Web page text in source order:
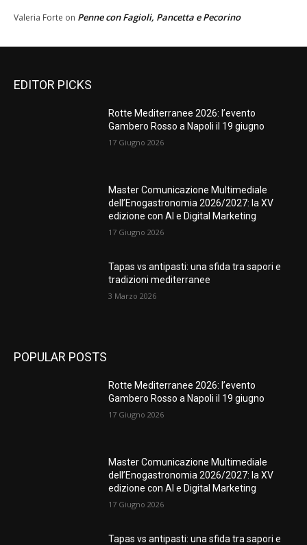
Valeria Forte on Penne con Fagioli, Pancetta e Pecorino
EDITOR PICKS
Rotte Mediterranee 2026: l’evento
Gambero Rosso a Napoli il 19 giugno
17 Giugno 2026
Master Comunicazione Multimediale
dell’Enogastronomia 2026/2027: la XV
edizione con AI e Digital Marketing
17 Giugno 2026
Tapas vs antipasti: una sfida tra sapori e
tradizioni mediterranee
3 Marzo 2026
POPULAR POSTS
Rotte Mediterranee 2026: l’evento
Gambero Rosso a Napoli il 19 giugno
17 Giugno 2026
Master Comunicazione Multimediale
dell’Enogastronomia 2026/2027: la XV
edizione con AI e Digital Marketing
17 Giugno 2026
Tapas vs antipasti: una sfida tra sapori e